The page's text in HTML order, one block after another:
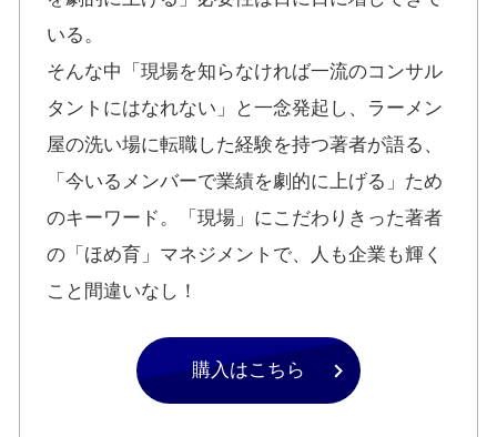
いる。
そんな中「現場を知らなければ一流のコンサル
タントにはなれない」と一念発起し、ラーメン
屋の洗い場に転職した経験を持つ著者が語る、
「今いるメンバーで業績を劇的に上げる」ため
のキーワード。「現場」にこだわりきった著者
の「ほめ育」マネジメントで、人も企業も輝く
こと間違いなし！
購入はこちら